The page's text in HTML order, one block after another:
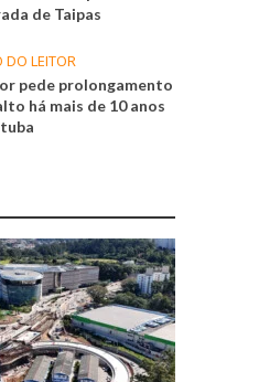
de Taipas
DO LEITOR
pede prolongamento
há mais de 10 anos